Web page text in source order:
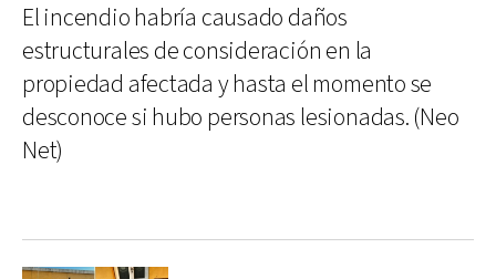
El incendio habría causado daños
estructurales de consideración en la
propiedad afectada y hasta el momento se
desconoce si hubo personas lesionadas. (Neo
Net)